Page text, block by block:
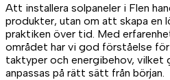
Att installera solpaneler i Flen
produkter, utan om att skapa en
praktiken över tid. Med
området har vi god förståelse
taktyper och energibehov, vilket
anpassas på rätt sätt från början.